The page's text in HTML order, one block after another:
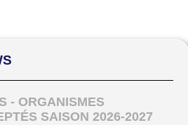
- ORGANISMES
SAISON 2026-2027